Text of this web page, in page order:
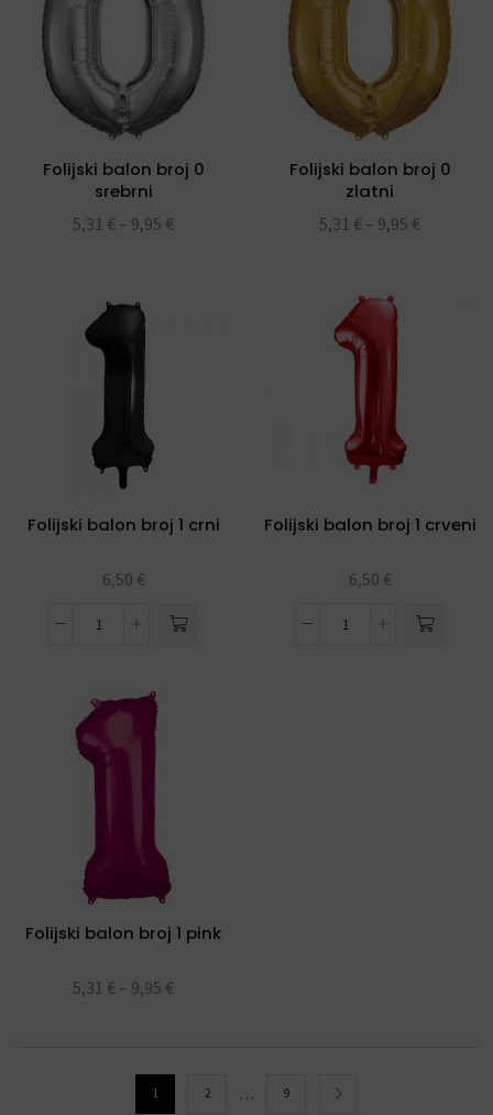
Folijski balon broj 0
srebrni
5,31 € – 9,95 €
Folijski balon broj 0
zlatni
5,31 € – 9,95 €
Folijski balon broj 1 crni
6,50 €
Folijski balon broj 1 crveni
6,50 €
Folijski balon broj 1 pink
5,31 € – 9,95 €
1 2 … 9